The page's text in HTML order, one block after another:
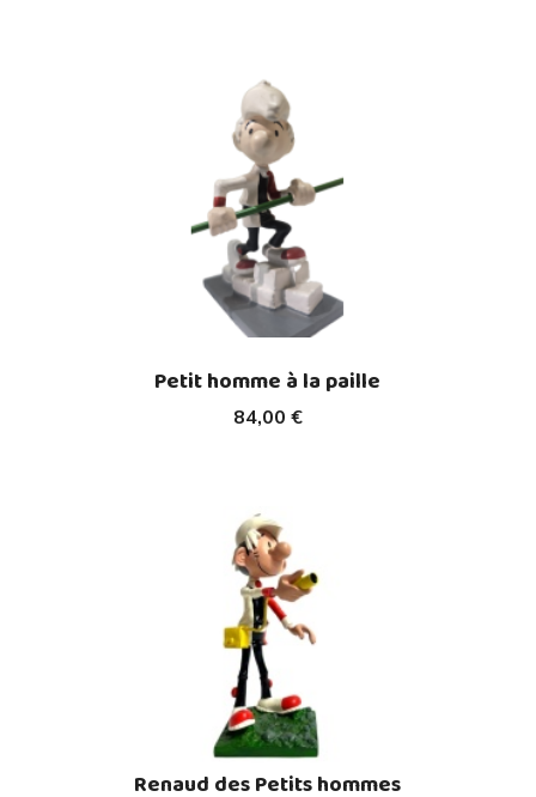
84,00 €
Petit homme à la paille
Renaud des Petits hommes